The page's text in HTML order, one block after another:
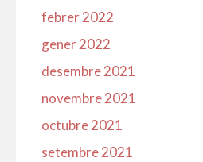
febrer 2022
gener 2022
desembre 2021
novembre 2021
octubre 2021
setembre 2021